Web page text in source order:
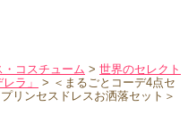
・コスチューム > 世界のセレクト
ラ」
> ＜まるごとコーデ4点セ
ンセスドレスお洒落セット＞
トレット